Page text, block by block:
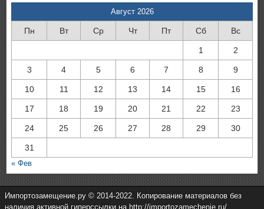
Август 2026
Пн Вт Ср Чт Пт Сб Вс
1 2
3 4 5 6 7 8 9
10 11 12 13 14 15 16
17 18 19 20 21 22 23
24 25 26 27 28 29 30
31
« Фев
Импортозамещение.ру © 2014-2022. Копирование материалов без
наличия активной гиперссылки на http://importozamechenie.ru/